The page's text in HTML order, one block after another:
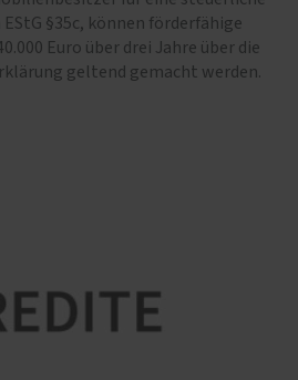
§35c, können förderfähige
Euro über drei Jahre über die
geltend gemacht werden.